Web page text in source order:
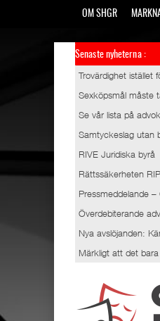
OM SHGR
Senaste nyheterna :
Trovärdighet istället
Sexköpsmål måste
Se vår lista på
Samtyckeslag utan
RIVE Juridiska byrå
Rättssäkerheten
Pressmeddelande
Överdebiterande
Nya avslöjanden:
Märkligt att det